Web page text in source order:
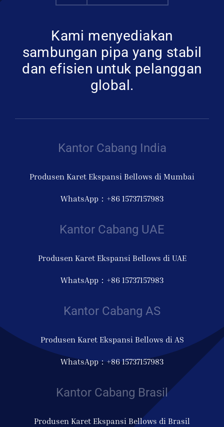
Kami menyediakan
sambungan pipa yang stabil
dan efisien untuk pelanggan
global.
Kantor Cabang India
Produsen Karet Ekspansi Bellows di Mumbai
WhatsApp：+86 15737157983
Kantor Cabang UAE
Produsen Karet Ekspansi Bellows di UAE
WhatsApp：+86 15737157983
Kantor Cabang AS
Produsen Karet Ekspansi Bellows di AS
WhatsApp：+86 15737157983
Kantor Cabang Brasil
Produsen Karet Ekspansi Bellows di Brasil